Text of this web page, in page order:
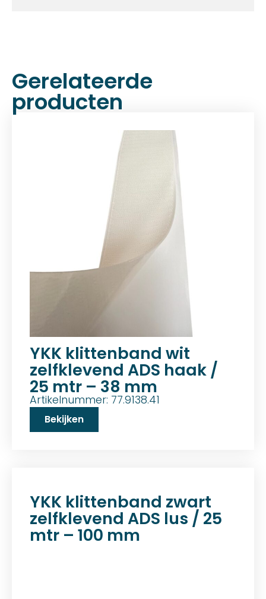
Gerelateerde
producten
YKK klittenband wit
zelfklevend ADS haak /
25 mtr – 38 mm
Artikelnummer: 77.9138.41
Bekijken
YKK klittenband zwart
zelfklevend ADS lus / 25
mtr – 100 mm